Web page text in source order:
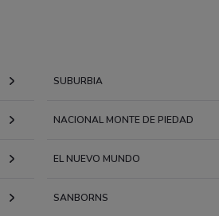
SUBURBIA
NACIONAL MONTE DE PIEDAD
EL NUEVO MUNDO
SANBORNS